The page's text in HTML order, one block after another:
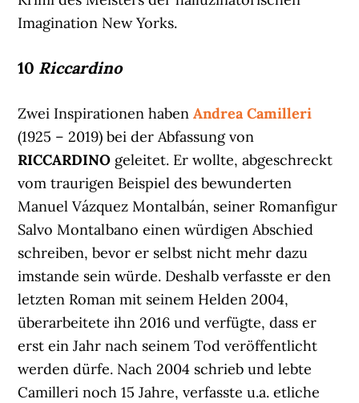
Imagination New Yorks.
10 Riccardino
Zwei Inspirationen habenAndrea Camilleri
(1925 – 2019) bei der Abfassung von
RICCARDINO geleitet. Er wollte, abgeschreckt
vom traurigen Beispiel des bewunderten
Manuel Vázquez Montalbán, seiner Romanfigur
Salvo Montalbano einen würdigen Abschied
schreiben, bevor er selbst nicht mehr dazu
imstande sein würde. Deshalb verfasste er den
letzten Roman mit seinem Helden 2004,
überarbeitete ihn 2016 und verfügte, dass er
erst ein Jahr nach seinem Tod veröffentlicht
werden dürfe. Nach 2004 schrieb und lebte
Camilleri noch 15 Jahre, verfasste u.a. etliche